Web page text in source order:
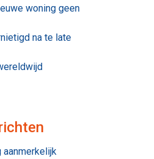
woning geen
na te late